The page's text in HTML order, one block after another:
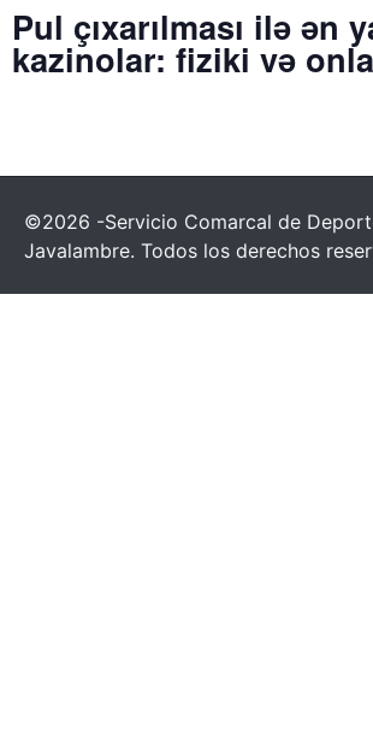
Pul çıxarılması ilə ən
kazinolar: fiziki və
©2026 -Servicio Comarcal de
Javalambre. Todos los derechos